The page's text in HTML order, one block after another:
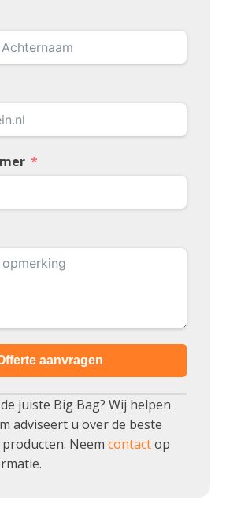
aanvragen
juiste Big Bag? Wij helpen
adviseert u over de beste
Neem contactop